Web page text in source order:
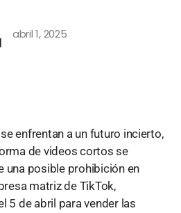
abril 1, 2025
enfrentan a un futuro incierto,
de videos cortos se
una posible prohibición en
matriz de TikTok,
5 de abril para vender las